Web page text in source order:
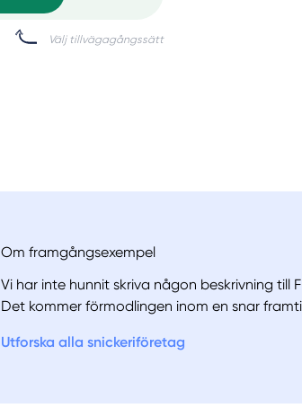
Om framgångsexempel
Vi har inte hunnit skriva någon beskrivning till
Det kommer förmodlingen inom en snar
Utforska alla snickeriföretag